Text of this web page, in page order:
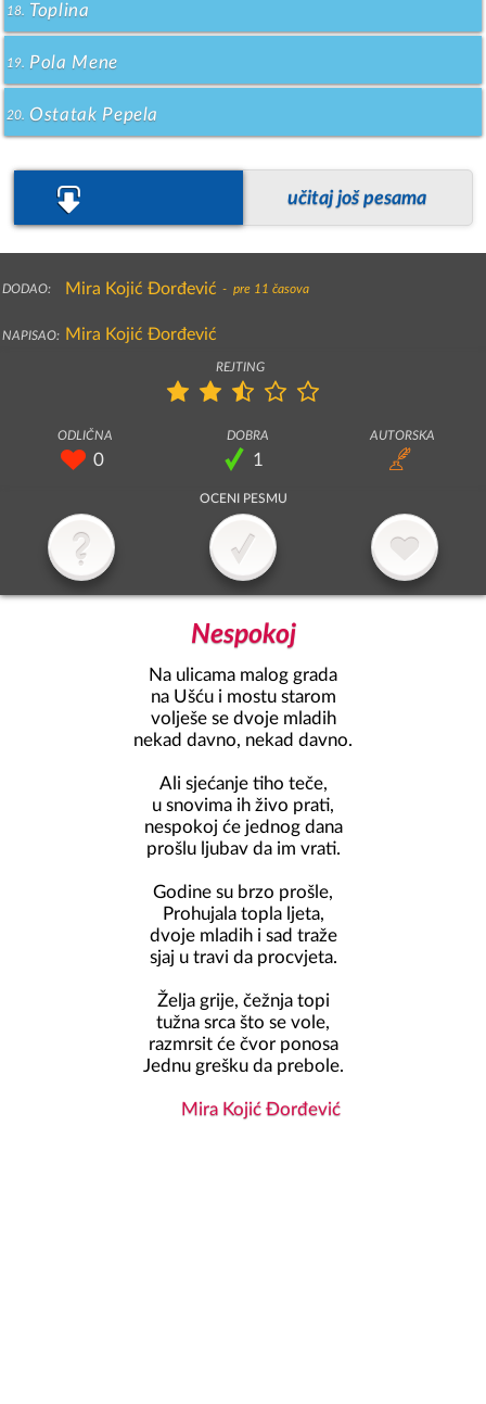
18. Toplina
19. Pola Mene
20. Ostatak Pepela
učitaj još pesama
DODAO: Mira Kojić Đorđević -  pre 11 časova
NAPISAO: Mira Kojić Đorđević
0 1
Nespokoj
Na ulicama malog grada
na Ušću i mostu starom
volješe se dvoje mladih
nekad davno, nekad davno.
Ali sjećanje tiho teče,
u snovima ih živo prati,
nespokoj će jednog dana
prošlu ljubav da im vrati.
Godine su brzo prošle,
Prohujala topla ljeta,
dvoje mladih i sad traže
sjaj u travi da procvjeta.
Želja grije, čežnja topi
tužna srca što se vole,
razmrsit će čvor ponosa
Jednu grešku da prebole.
Mira Kojić Đorđević